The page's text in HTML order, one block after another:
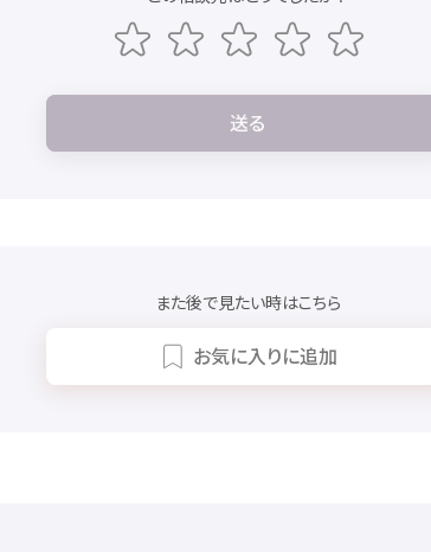
送る
また後で見たい時はこちら
お気に入りに追加